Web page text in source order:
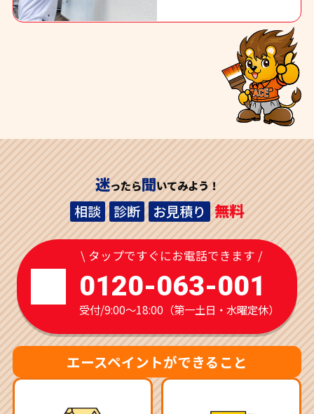
迷ったら聞いてみよう！
相談 診断 お見積り 無料
\ タップですぐにお電話できます /
0120-063-001
受付/9:00～18:00（第一土日・水曜定休）
エースペイントができること